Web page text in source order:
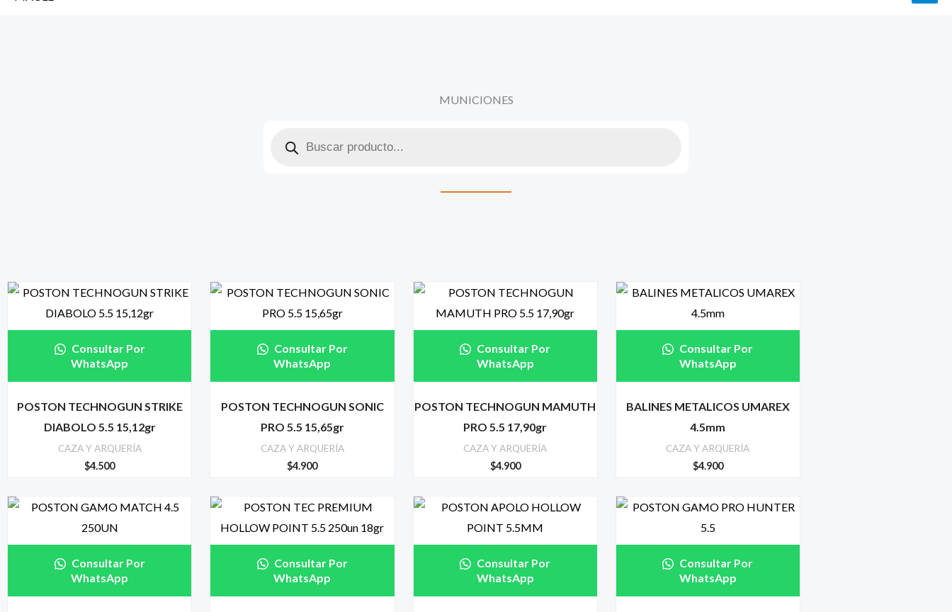
MUNICIONES
productos
Consultar Por
WhatsApp
POSTON TECHNOGUN STRIKE
DIABOLO 5.5 15,12gr
CAZA Y ARQUERÍA
$4.500
Consultar Por
WhatsApp
POSTON TECHNOGUN SONIC
PRO 5.5 15,65gr
CAZA Y ARQUERÍA
$4.900
Consultar Por
WhatsApp
POSTON TECHNOGUN MAMUTH
PRO 5.5 17,90gr
CAZA Y ARQUERÍA
$4.900
Consultar Por
WhatsApp
BALINES METALICOS UMAREX
4.5mm
CAZA Y ARQUERÍA
$4.900
Consultar Por
WhatsApp
Consultar Por
WhatsApp
Consultar Por
WhatsApp
Consultar Por
WhatsApp